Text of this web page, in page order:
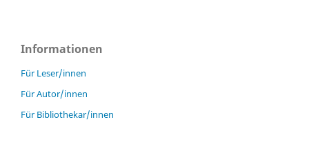
Informationen
Für Leser/innen
Für Autor/innen
Für Bibliothekar/innen